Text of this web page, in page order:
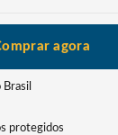
agora
protegidos